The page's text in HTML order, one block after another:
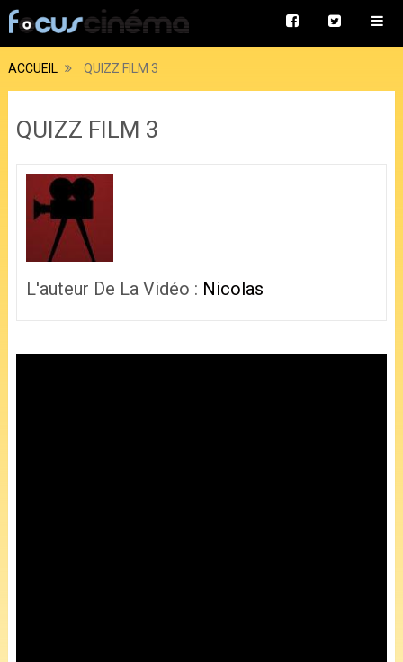
ACCUEIL QUIZZ FILM 3
QUIZZ FILM 3
L'auteur De La Vidéo : Nicolas